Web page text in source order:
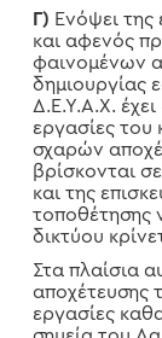
Γ) Ενόψει
και αφενός
φαινομένων
δημιουργίας
Δ.Ε.Υ.Α.Χ.
εργασίες
σχαρών
βρίσκονται
και της
τοποθέτησης
δικτύου
Στα πλαίσια
αποχέτευσης
εργασίες